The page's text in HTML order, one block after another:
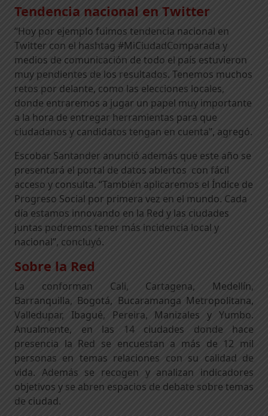
Tendencia nacional en Twitter
“Hoy por ejemplo fuimos tendencia nacional en
Twitter con el hashtag #MiCiudadComparada y
medios de comunicación de todo el país estuvieron
muy pendientes de los resultados. Tenemos muchos
retos por delante, como las elecciones locales,
donde entraremos a jugar un papel muy importante
a la hora de entregar herramientas para que
ciudadanos y candidatos tengan en cuenta”, agregó.
Escobar Santander anunció además que este año se
presentará el portal de datos abiertos con fácil
acceso y consulta. “También aplicaremos el Índice de
Progreso Social por primera vez en el mundo. Cada
día estamos innovando en la Red y las ciudades
juntas podremos tener más incidencia local y
nacional”, concluyó.
Sobre la Red
La conforman Cali, Cartagena, Medellín,
Barranquilla, Bogotá, Bucaramanga Metropolitana,
Valledupar, Ibagué, Pereira, Manizales y Yumbo.
Anualmente, en las 14 ciudades donde hace
presencia la Red se encuestan a más de 12 mil
personas en temas relaciones con su calidad de
vida. Además se recogen y analizan indicadores
objetivos y se abren espacios de debate sobre temas
de ciudad.